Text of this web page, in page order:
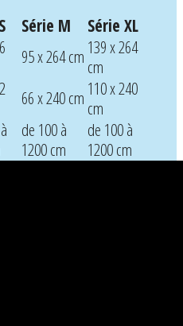
Série M
Série XL
95 x 264 cm 139 x 264
cm
66 x 240 cm 110 x 240
cm
de 100 à
1200 cm
de 100 à
1200 cm